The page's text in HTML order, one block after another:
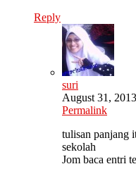
Reply
suri
August 31,
Permalink
tulisan panjang
sekolah
Jom baca entri